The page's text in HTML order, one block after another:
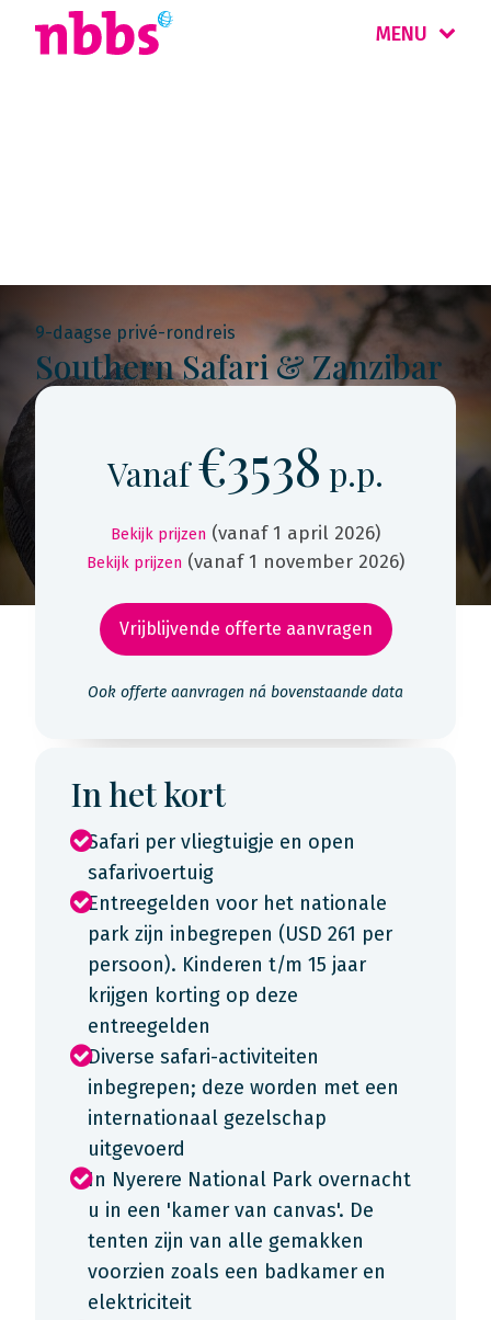
MENU
9-daagse privé-rondreis
Southern Safari & Zanzibar
Vanaf€3538 p.p.
Bekijk prijzen (vanaf 1 april 2026)
Bekijk prijzen (vanaf 1 november 2026)
Vrijblijvende offerte aanvragen
Ook offerte aanvragen ná bovenstaande data
In het kort
Safari per vliegtuigje en open
safarivoertuig
Entreegelden voor het nationale
park zijn inbegrepen (USD 261 per
persoon). Kinderen t/m 15 jaar
krijgen korting op deze
entreegelden
Diverse safari-activiteiten
inbegrepen; deze worden met een
internationaal gezelschap
uitgevoerd
In Nyerere National Park overnacht
u in een 'kamer van canvas'. De
tenten zijn van alle gemakken
voorzien zoals een badkamer en
elektriciteit